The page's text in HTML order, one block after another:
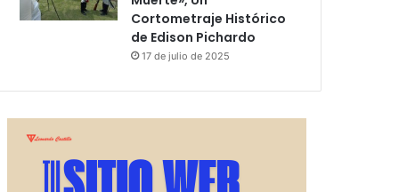
Cortometraje Histórico
de Edison Pichardo
17 de julio de 2025